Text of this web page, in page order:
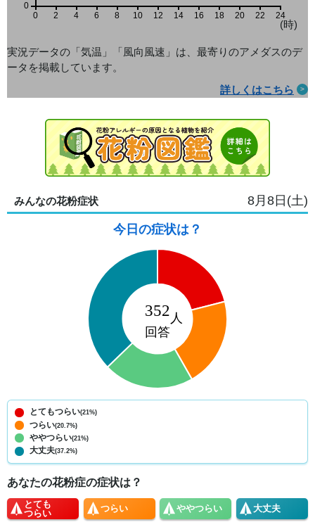
0 2 4 6 8 10 12 14 16 18 20 22 24
(時)
0
実況データの「気温」「風向風速」は、最寄りのアメダスのデ
ータを掲載しています。
詳しくはこちら
みんなの花粉症状 8月8日(土)
今日の症状は？
とてもつらい(21%)
つらい(20.7%)
ややつらい(21%)
大丈夫(37.2%)
あなたの花粉症の症状は？
とても
つらい
つらい ややつらい 大丈夫